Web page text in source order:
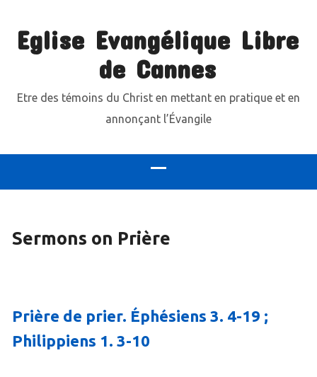
Eglise Evangélique Libre
de Cannes
Etre des témoins du Christ en mettant en pratique et en
annonçant l’Évangile
Sermons on Prière
Prière de prier. Éphésiens 3. 4-19 ;
Philippiens 1. 3-10